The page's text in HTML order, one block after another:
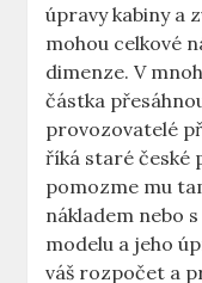
úpravy kabiny ‌a
mohou celkové
dimenze.‍ V
částka
provozovatelé
říká staré​ české
pomozme⁢ mu
nákladem nebo
‌modelu a jeho
váš rozpočet a